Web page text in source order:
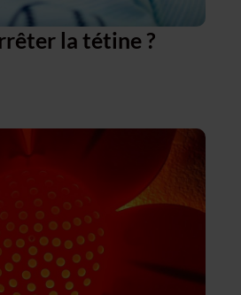
la tétine ?